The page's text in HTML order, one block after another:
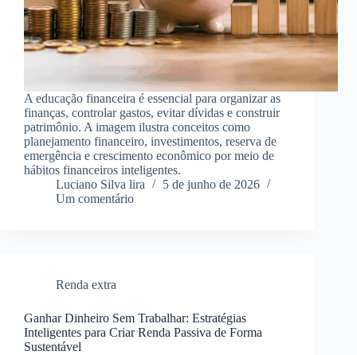
A educação financeira é essencial para organizar as
finanças, controlar gastos, evitar dívidas e construir
patrimônio. A imagem ilustra conceitos como
planejamento financeiro, investimentos, reserva de
emergência e crescimento econômico por meio de
hábitos financeiros inteligentes.
Luciano Silva lira
5 de junho de 2026
Um comentário
Renda extra
Ganhar Dinheiro Sem Trabalhar: Estratégias
Inteligentes para Criar Renda Passiva de Forma
Sustentável